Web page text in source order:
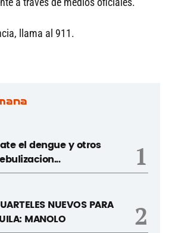
llama al 911.
el dengue y otros
1
NUEVOS PARA
MANOLO
2